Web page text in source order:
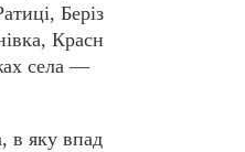
Беріз
Красн
села —
в яку впад